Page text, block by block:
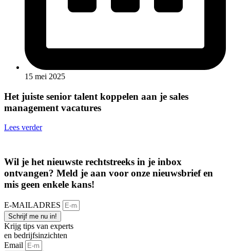
15 mei 2025
Het juiste senior talent koppelen aan je sales
management vacatures
Lees verder
Wil je het nieuwste rechtstreeks in je inbox
ontvangen? Meld je aan voor onze nieuwsbrief en
mis geen enkele kans!​
E-MAILADRES
Schrijf me nu in!
Krijg tips van experts
en bedrijfsinzichten
Email